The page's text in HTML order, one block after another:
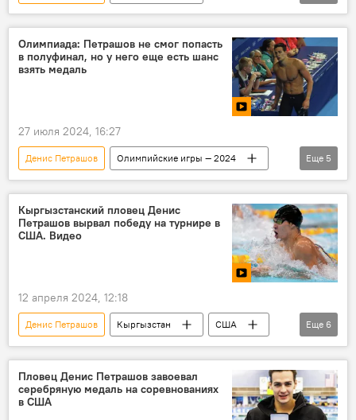
Олимпиада
плавание
полуфинал
Олимпийские игры — 2024
Олимпиада: Петрашов не смог попасть
в полуфинал, но у него еще есть шанс
взять медаль
27 июля 2024, 16:27
Денис Петрашов
Олимпийские игры — 2024
плавание
Олимпиада
спорт
Кыргызстан
В мире
Еще 5
Кыргызстанский пловец Денис
Петрашов вырвал победу на турнире в
США. Видео
12 апреля 2024, 12:18
Денис Петрашов Кыргызстан
США
спорт
плавание
турнир
золото
медаль видео
Еще 6
Пловец Денис Петрашов завоевал
серебряную медаль на соревнованиях
в США